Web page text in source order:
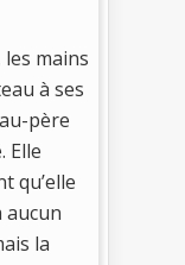
mains
à ses
père
Elle
qu’elle
aucun
la